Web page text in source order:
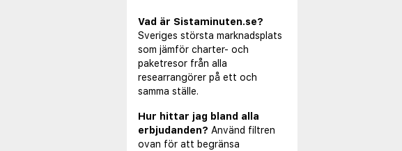
Vad är Sistaminuten.se?
Sveriges största marknadsplats
som jämför charter- och
paketresor från alla
researrangörer på ett och
samma ställe.
Hur hittar jag bland alla
erbjudanden? Använd filtren
ovan för att begränsa